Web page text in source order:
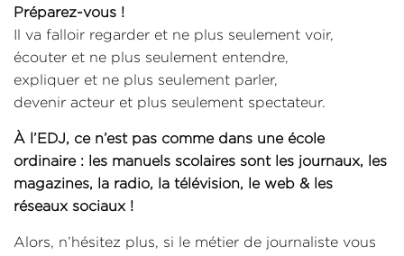
Préparez-vous !
Il va falloir regarder et ne plus seulement voir,
écouter et ne plus seulement entendre,
expliquer et ne plus seulement parler,
devenir acteur et plus seulement spectateur.
À l’EDJ, ce n’est pas comme dans une école
ordinaire : les manuels scolaires sont les journaux, les
magazines, la radio, la télévision, le web & les
réseaux sociaux !
Alors, n’hésitez plus, si le métier de journaliste vous